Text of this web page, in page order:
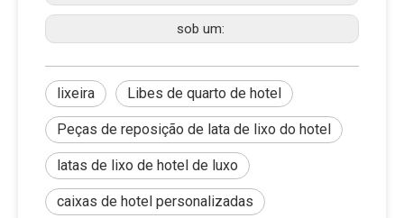
sob um:
lixeira Libes de quarto de hotel
Peças de reposição de lata de lixo do hotel
latas de lixo de hotel de luxo
caixas de hotel personalizadas